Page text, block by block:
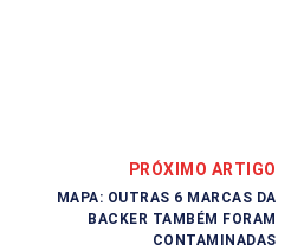
PRÓXIMO ARTIGO
MAPA: OUTRAS 6 MARCAS DA
BACKER TAMBÉM FORAM
CONTAMINADAS